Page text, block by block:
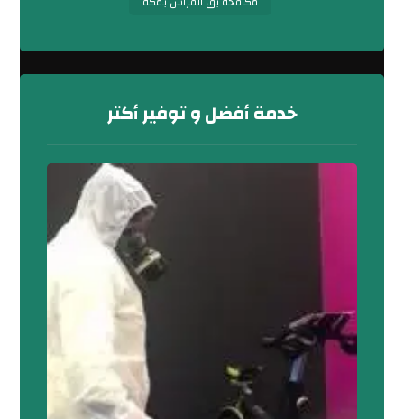
خدمة أفضل و توفير أكتر